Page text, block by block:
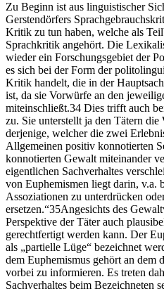
Zu Beginn ist aus linguistischer
Gerstendörfers
Kritik zu tun haben, welche als
Sprachkritik angehört. Die
wieder ein Forschungsgebiet der
es sich bei der Form der
Kritik handelt, die in der
ist, da sie Vorwürfe an den
miteinschließt.34 Dies trifft auch
zu. Sie unterstellt ja den Tätern
derjenige, welcher die zwei
Allgemeinen positiv konnotierten
konnotierten Gewalt miteinander
eigentlichen Sachverhaltes
von Euphemismen liegt darin, v.a.
Assoziationen zu unterdrücken
ersetzen.“35Angesichts des
Perspektive der Täter auch
gerechtfertigt werden kann. Der
als „partielle Lüge“ bezeichnet
dem Euphemismus gehört an dem
vorbei zu informieren. Es treten
Sachverhaltes beim Bezeichneten